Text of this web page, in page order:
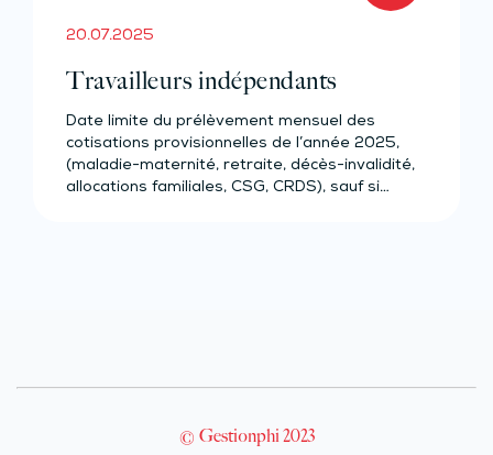
20.07.2025
Travailleurs indépendants
Date limite du prélèvement mensuel des
cotisations provisionnelles de l’année 2025,
(maladie-maternité, retraite, décès-invalidité,
allocations familiales, CSG, CRDS), sauf si…
© Gestionphi 2023